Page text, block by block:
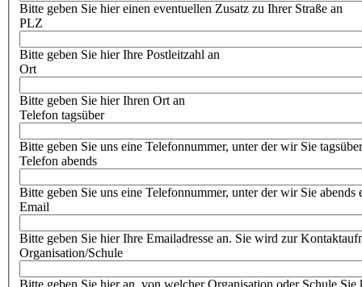
Bitte geben Sie hier einen eventuellen Zusatz zu Ihrer Straße an
PLZ
Bitte geben Sie hier Ihre Postleitzahl an
Ort
Bitte geben Sie hier Ihren Ort an
Telefon tagsüber
Bitte geben Sie uns eine Telefonnummer, unter der wir Sie
Telefon abends
Bitte geben Sie uns eine Telefonnummer, unter der wir Sie abends
Email
Bitte geben Sie hier Ihre Emailadresse an. Sie wird zur
Organisation/Schule
Bitte geben Sie hier an, von welcher Organisation oder Schule Sie